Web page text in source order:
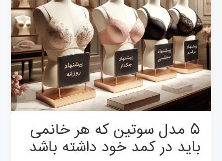
۵ مدل سوتین که هر خانمی
باید در کمد خود داشته باشد
در
کمد
خود
داشته
باشد